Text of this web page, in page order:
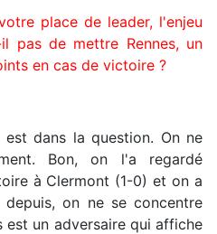
place de leader, l'enjeu
pas de mettre Rennes, un
en cas de victoire ?
dans la question. On ne
Bon, on l'a regardé
à Clermont (1-0) et on a
on ne se concentre
est un adversaire qui affiche